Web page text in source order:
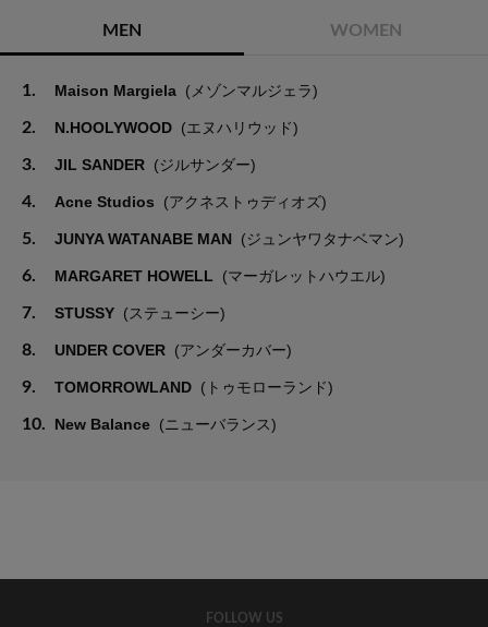
MEN WOMEN
1. Maison Margiela (メゾンマルジェラ)
2. N.HOOLYWOOD (エヌハリウッド)
3. JIL SANDER (ジルサンダー)
4. Acne Studios (アクネストゥディオズ)
5. JUNYA WATANABE MAN (ジュンヤワタナベマン)
6. MARGARET HOWELL (マーガレットハウエル)
7. STUSSY (ステューシー)
8. UNDER COVER (アンダーカバー)
9. TOMORROWLAND (トゥモローランド)
10. New Balance (ニューバランス)
FOLLOW US